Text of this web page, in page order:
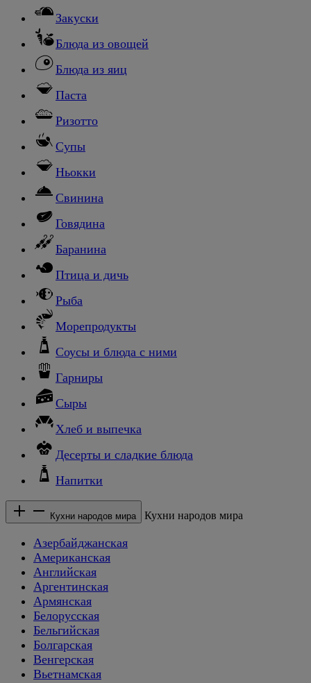
Закуски
Блюда из овощей
Блюда из яиц
Паста
Ризотто
Супы
Ньокки
Свинина
Говядина
Баранина
Птица и дичь
Рыба
Морепродукты
Соусы и блюда с ними
Гарниры
Сыры
Хлеб и выпечка
Десерты и сладкие блюда
Напитки
Кухни народов мира Кухни народов мира
Азербайджанская
Американская
Английская
Аргентинская
Армянская
Белорусская
Бельгийская
Болгарская
Венгерская
Вьетнамская